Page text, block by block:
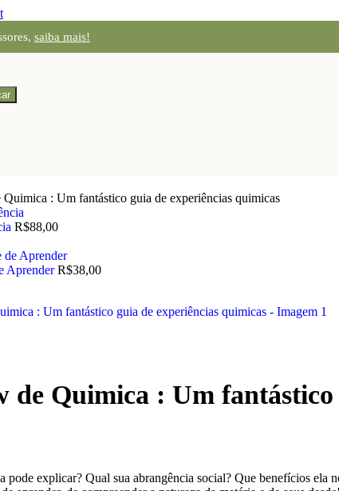
saiba mais!
: Um fantástico guia de experiências quimicas
R$88,00
AprenderR$38,00
de Quimica : Um
explicar? Qual sua abrangência social? Que benefícios ela